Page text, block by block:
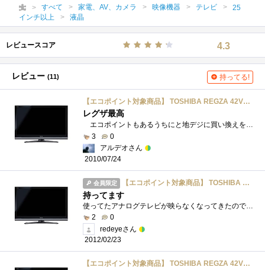
すべて 家電、AV、カメラ 映像機器 テレビ
25
インチ以上
液晶
レビュースコア 4.3
レビュー (11) 持ってる!
【エコポイント対象商品】 TOSHIBA REGZA 42V型 地上・BS・110度CSデジタルフルハイビジョン液晶テレビ 42Z8000
レグザ最高
エコポイントもあるうちにと地デジに買い換えを決意。ＨＤＤ録画ができることを最優先に検討した結果、ベストとの結論に至ったのが東芝レ�...
3
0
アルデオさん
2010/07/24
会員限定 【エコポイント対象商品】 TOSHIBA REGZA 42V型 地上・BS・110度CSデジタルフルハイビジョン液晶テレビ 42Z8000
持ってます
2
0
redeyeさん
2012/02/23
【エコポイント対象商品】 TOSHIBA REGZA 42V型 地上・BS・110度CSデジタルフルハイビジョン液晶テレビ 42Z8000